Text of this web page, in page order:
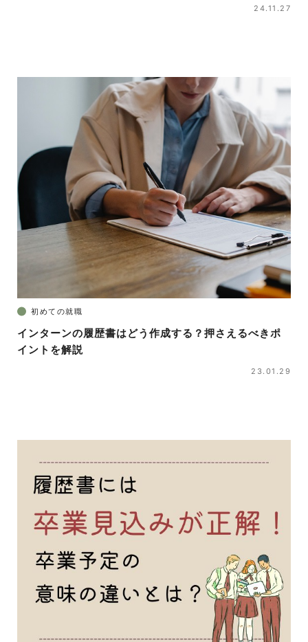
24.11.27
初めての就職
インターンの履歴書はどう作成する？押さえるべきポ
イントを解説
23.01.29